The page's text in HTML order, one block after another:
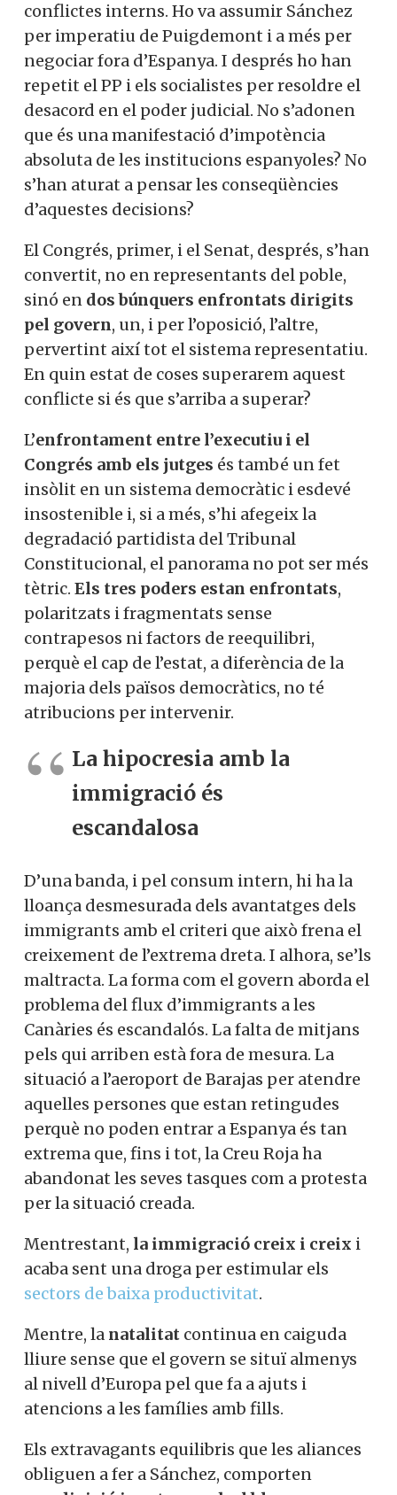
conflictes interns. Ho va assumir Sánchez
per imperatiu de Puigdemont i a més per
negociar fora d’Espanya. I després ho han
repetit el PP i els socialistes per resoldre el
desacord en el poder judicial. No s’adonen
que és una manifestació d’impotència
absoluta de les institucions espanyoles? No
s’han aturat a pensar les conseqüències
d’aquestes decisions?
El Congrés, primer, i el Senat, després, s’han
convertit, no en representants del poble,
sinó en dos búnquers enfrontats dirigits
pel govern, un, i per l’oposició, l’altre,
pervertint així tot el sistema representatiu.
En quin estat de coses superarem aquest
conflicte si és que s’arriba a superar?
L’enfrontament entre l’executiu i el
Congrés amb els jutges és també un fet
insòlit en un sistema democràtic i esdevé
insostenible i, si a més, s’hi afegeix la
degradació partidista del Tribunal
Constitucional, el panorama no pot ser més
tètric. Els tres poders estan enfrontats,
polaritzats i fragmentats sense
contrapesos ni factors de reequilibri,
perquè el cap de l’estat, a diferència de la
majoria dels països democràtics, no té
atribucions per intervenir.
La hipocresia amb la
immigració és
escandalosa
D’una banda, i pel consum intern, hi ha la
lloança desmesurada dels avantatges dels
immigrants amb el criteri que això frena el
creixement de l’extrema dreta. I alhora, se’ls
maltracta. La forma com el govern aborda el
problema del flux d’immigrants a les
Canàries és escandalós. La falta de mitjans
pels qui arriben està fora de mesura. La
situació a l’aeroport de Barajas per atendre
aquelles persones que estan retingudes
perquè no poden entrar a Espanya és tan
extrema que, fins i tot, la Creu Roja ha
abandonat les seves tasques com a protesta
per la situació creada.
Mentrestant, la immigració creix i creix i
acaba sent una droga per estimular els
sectors de baixa productivitat.
Mentre, la natalitat continua en caiguda
lliure sense que el govern se situï almenys
al nivell d’Europa pel que fa a ajuts i
atencions a les famílies amb fills.
Els extravagants equilibris que les aliances
obliguen a fer a Sánchez, comporten